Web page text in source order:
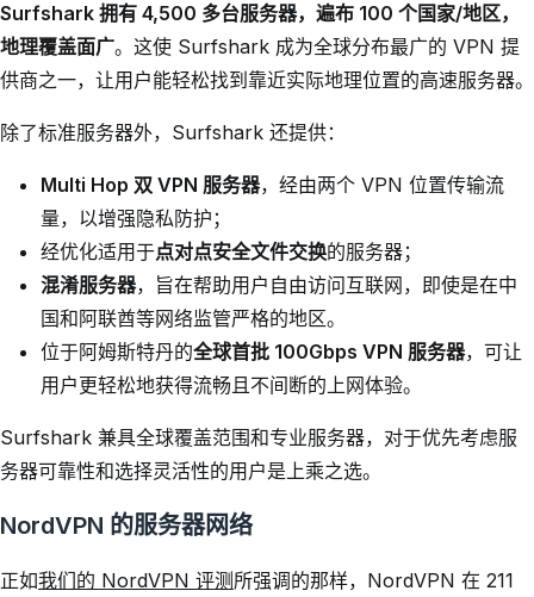
Surfshark 拥有 4,500 多台服务器，遍布 100 个国家/地区，
地理覆盖面广。这使 Surfshark 成为全球分布最广的 VPN 提
供商之一，让用户能轻松找到靠近实际地理位置的高速服务器。
除了标准服务器外，Surfshark 还提供：
Multi Hop 双 VPN 服务器，经由两个 VPN 位置传输流
量，以增强隐私防护；
经优化适用于点对点安全文件交换的服务器；
混淆服务器，旨在帮助用户自由访问互联网，即使是在中
国和阿联酋等网络监管严格的地区。
位于阿姆斯特丹的全球首批 100Gbps VPN 服务器，可让
用户更轻松地获得流畅且不间断的上网体验。
Surfshark 兼具全球覆盖范围和专业服务器，对于优先考虑服
务器可靠性和选择灵活性的用户是上乘之选。
NordVPN 的服务器网络
正如我们的 NordVPN 评测 所强调的那样，NordVPN 在 211